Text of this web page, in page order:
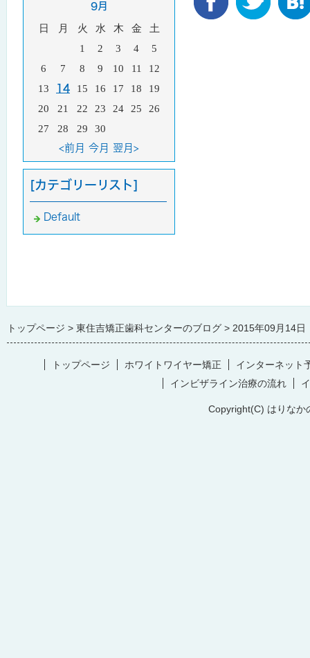
9月
日 月 火 水 木 金
土
1
2 3 4
5
6
7 8 9 10 11
12
13
14 15 16 17 18
19
20
21 22 23 24 25
26
27
28 29 30
<前月 今月 翌月>
[カテゴリーリスト]
Default
トップページ 東住吉矯正歯科センターのブログ 2015年09月14日
トップページ ホワイトワイヤー矯正
インターネット
インビザライン治療の流れ
Copyright(C) はりなか